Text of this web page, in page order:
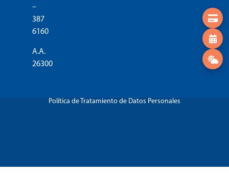
–
387
6160
A.A.
26300
Política de Tratamiento de Datos Personales